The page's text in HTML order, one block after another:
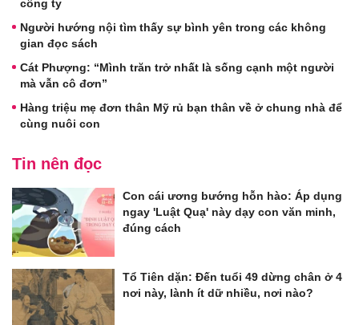
công ty
Người hướng nội tìm thấy sự bình yên trong các không
gian đọc sách
Cát Phượng: “Mình trăn trở nhất là sống cạnh một người
mà vẫn cô đơn”
Hàng triệu mẹ đơn thân Mỹ rủ bạn thân về ở chung nhà để
cùng nuôi con
Tin nên đọc
Con cái ương bướng hỗn hào: Áp dụng
ngay 'Luật Quạ' này dạy con văn minh,
đúng cách
Tổ Tiên dặn: Đến tuổi 49 dừng chân ở 4
nơi này, lành ít dữ nhiều, nơi nào?